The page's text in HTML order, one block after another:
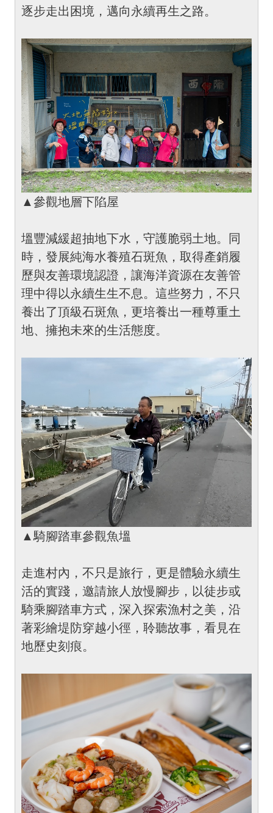
逐步走出困境，邁向永續再生之路。
▲參觀地層下陷屋
塭豐減緩超抽地下水，守護脆弱土地。同
時，發展純海水養殖石斑魚，取得產銷履
歷與友善環境認證，讓海洋資源在友善管
理中得以永續生生不息。這些努力，不只
養出了頂級石斑魚，更培養出一種尊重土
地、擁抱未來的生活態度。
▲騎腳踏車參觀魚塭
走進村內，不只是旅行，更是體驗永續生
活的實踐，邀請旅人放慢腳步，以徒步或
騎乘腳踏車方式，深入探索漁村之美，沿
著彩繪堤防穿越小徑，聆聽故事，看見在
地歷史刻痕。